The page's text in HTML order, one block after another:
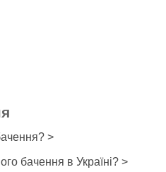
>
бачення в Україні? >